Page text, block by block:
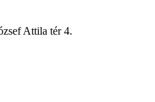
Attila tér 4.